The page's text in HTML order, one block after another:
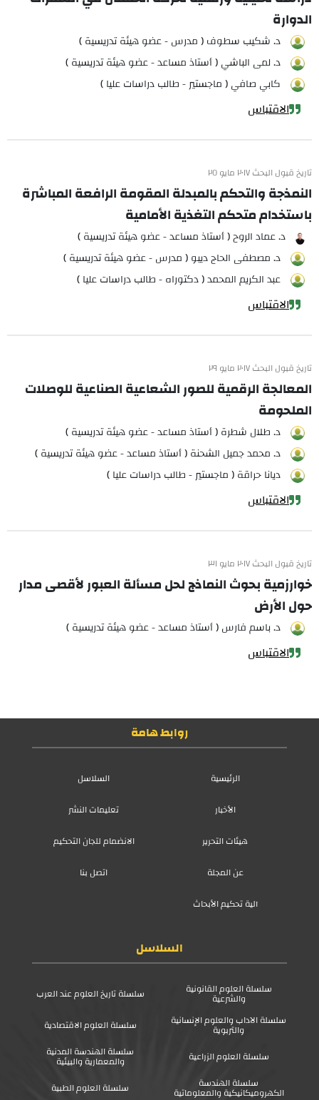
الدوارة
د. شكيب سطوف ( مدرس - عضو هيئة تدريسية )
د. لمى الباشي ( أستاذ مساعد - عضو هيئة تدريسية )
كابي صافي ( ماجستير - طالب دراسات عليا )
الاقتباس
تاريخ قبول البحث ٢٠١٧ مايو ٢٥
النمذجة والتحكم بالمبدلة المقومة الرافعة المباشرة
باستخدام متحكم التغذية الأمامية
د. عماد الروح ( أستاذ مساعد - عضو هيئة تدريسية )
د. مصطفى الحاج ديبو ( مدرس - عضو هيئة تدريسية )
عبد الكريم المحمد ( دكتوراه - طالب دراسات عليا )
الاقتباس
تاريخ قبول البحث ٢٠١٧ مايو ٢٩
المعالجة الرقمية للصور الشعاعية الصناعية للوصلات
الملحومة
د. طلال شطرة ( أستاذ مساعد - عضو هيئة تدريسية )
د. محمد جميل الشحنة ( أستاذ مساعد - عضو هيئة تدريسية )
ديانا حراقة ( ماجستير - طالب دراسات عليا )
الاقتباس
تاريخ قبول البحث ٢٠١٧ مايو ٣١
خوارزمية بحوث النماذج لحل مسألة العبور لأقصى مدار
حول الأرض
د. باسم فارس ( أستاذ مساعد - عضو هيئة تدريسية )
الاقتباس
روابط هامة
الرئيسية
السلاسل
الأخبار
تعليمات النشر
هيئات التحرير
الانضمام للجان التحكيم
عن المجلة
اتصل بنا
آلية تحكيم الأبحاث
السلاسل
سلسلة العلوم القانونية
والشرعية
سلسلة تاريخ العلوم عند العرب
سلسلة الآداب والعلوم الإنسانية
والتربوية
سلسلة العلوم الاقتصادية
سلسلة العلوم الزراعية
سلسلة الهندسة المدنية
والمعمارية والبيئية
سلسلة الهندسة
الكهروميكانيكية والمعلوماتية سلسلة العلوم الطبية